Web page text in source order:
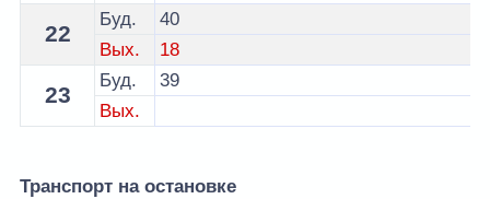
22
Буд.
40
Вых.
18
23
Буд.
39
Вых.
Транспорт на остановке